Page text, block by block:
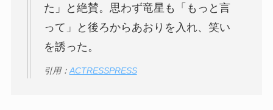
た」と絶賛。思わず竜星も「もっと言
って」と後ろからあおりを入れ、笑い
を誘った。
引用： ACTRESSPRESS